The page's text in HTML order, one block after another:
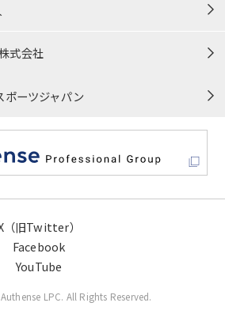
式会社
ポーツジャパン
（旧Twitter）
Facebook
YouTube
LPC. All Rights Reserved.